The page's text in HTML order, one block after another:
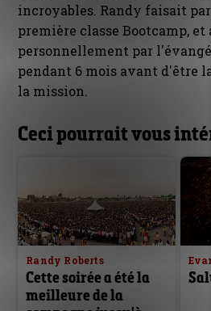
incroyables. Randy faisait
première classe Bootcamp, et
personnellement par
pendant 6 mois avant d'être
la mission.
Ceci pourrait vous
Randy Roberts
Cette soirée a été la
meilleure de la